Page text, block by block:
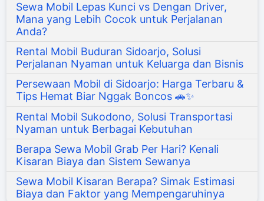
Sewa Mobil Lepas Kunci vs Dengan Driver,
Mana yang Lebih Cocok untuk Perjalanan
Anda?
Rental Mobil Buduran Sidoarjo, Solusi
Perjalanan Nyaman untuk Keluarga dan Bisnis
Persewaan Mobil di Sidoarjo: Harga Terbaru &
Tips Hemat Biar Nggak Boncos 🚗✨
Rental Mobil Sukodono, Solusi Transportasi
Nyaman untuk Berbagai Kebutuhan
Berapa Sewa Mobil Grab Per Hari? Kenali
Kisaran Biaya dan Sistem Sewanya
Sewa Mobil Kisaran Berapa? Simak Estimasi
Biaya dan Faktor yang Mempengaruhinya